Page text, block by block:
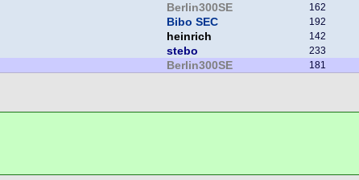
Berlin300SE 162
Bibo SEC 192
heinrich 142
stebo 233
Berlin300SE 181